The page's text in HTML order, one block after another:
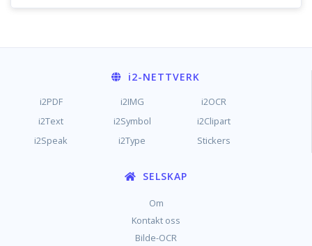
i2-NETTVERK
i2PDF i2IMG
i2OCR
i2Text
i2Symbol
i2Clipart
i2Speak
i2Type Stickers
SELSKAP
Om
Kontakt oss
Bilde-OCR